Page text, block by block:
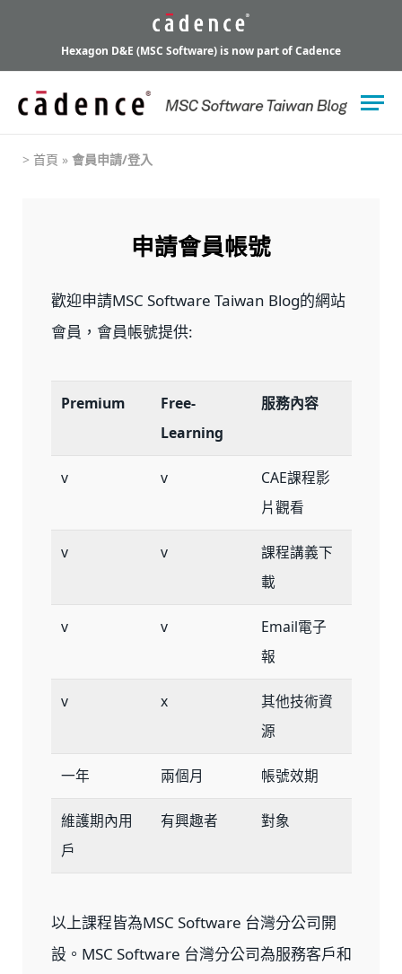
Hexagon D&E (MSC Software) is now part of Cadence
> 首頁 » 會員申請/登入
申請會員帳號
歡迎申請MSC Software Taiwan Blog的網站
會員，會員帳號提供:
Premium
Free-
Learning
服務內容
v v
CAE課程影
片觀看
v v
課程講義下
載
v v
Email電子
報
v x
其他技術資
源
一年 兩個月 帳號效期
維護期內用
戶
有興趣者 對象
以上課程皆為MSC Software 台灣分公司開
設。MSC Software 台灣分公司為服務客戶和